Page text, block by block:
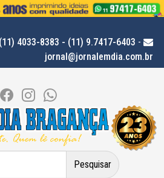
(11) 4033-8383 - (11) 9.7417-6403 -
jornal@jornalemdia.com.br